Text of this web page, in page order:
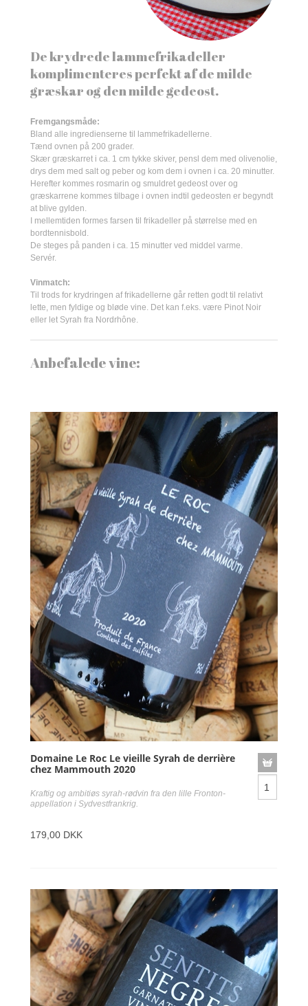
De krydrede lammefrikadeller
komplimenteres perfekt af de milde
græskar og den milde gedeost.
Fremgangsmåde:
Bland alle ingredienserne til lammefrikadellerne.
Tænd ovnen på 200 grader.
Skær græskarret i ca. 1 cm tykke skiver, pensl dem med olivenolie,
drys dem med salt og peber og kom dem i ovnen i ca. 20 minutter.
Herefter kommes rosmarin og smuldret gedeost over og
græskarrene kommes tilbage i ovnen indtil gedeosten er begyndt
at blive gylden.
I mellemtiden formes farsen til frikadeller på størrelse med en
bordtennisbold.
De steges på panden i ca. 15 minutter ved middel varme.
Servér.
Vinmatch:
Til trods for krydringen af frikadellerne går retten godt til relativt
lette, men fyldige og bløde vine. Det kan f.eks. være Pinot Noir
eller let Syrah fra Nordrhône.
Anbefalede vine:
Domaine Le Roc Le vieille Syrah de derrière
chez Mammouth 2020
Kraftig og ambitiøs syrah-rødvin fra den lille Fronton-
appellation i Sydvestfrankrig.
179,00 DKK